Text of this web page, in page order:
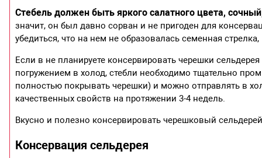
Стебель должен быть яркого салатного цвета,
значит, он был давно сорван и не пригоден для
убедиться, что на нем не образовалась семенная
Если в не планируете консервировать черешки
погружением в холод, стебли необходимо тщательно
полностью покрывать черешки) и можно отправлять в
качественных свойств на протяжении 3-4 недель.
Вкусно и полезно консервировать черешковый
Консервация сельдерея